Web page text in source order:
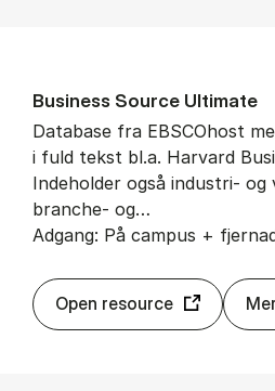
Bu­si­ness Sour­ce Ul­ti­ma­te
Database fra EBSCOhost
i fuld tekst bl.a. Harvard
Indeholder også industri- og
branche- og…
Adgang: På campus +
Open resource